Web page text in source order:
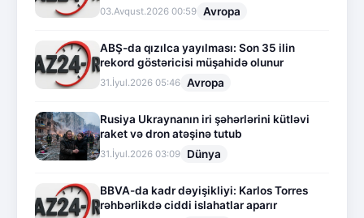
03.Avqust.2026 00:59 Avropa
ABŞ-da qızılca yayılması: Son 35 ilin
rekord göstəricisi müşahidə olunur
31.İyul.2026 05:46 Avropa
Rusiya Ukraynanın iri şəhərlərini kütləvi
raket və dron atəşinə tutub
31.İyul.2026 03:09 Dünya
BBVA-da kadr dəyişikliyi: Karlos Torres
rəhbərlikdə ciddi islahatlar aparır